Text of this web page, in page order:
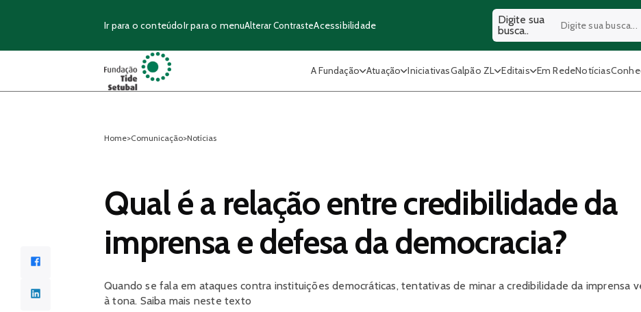
Ir para o conteúdoIr para o menuAlterar ContrasteAcessibilidade
Digite sua
busca..
A Fundação Atuação IniciativasGalpão ZL Editais Em RedeNotícias
Home>Comunicação>Notícias
Qual é a relação entre credibilidade da
imprensa e defesa da democracia?
Quando se fala em ataques contra instituições democráticas, tentativas de minar a credibilidade da imprensa
à tona. Saiba mais neste texto